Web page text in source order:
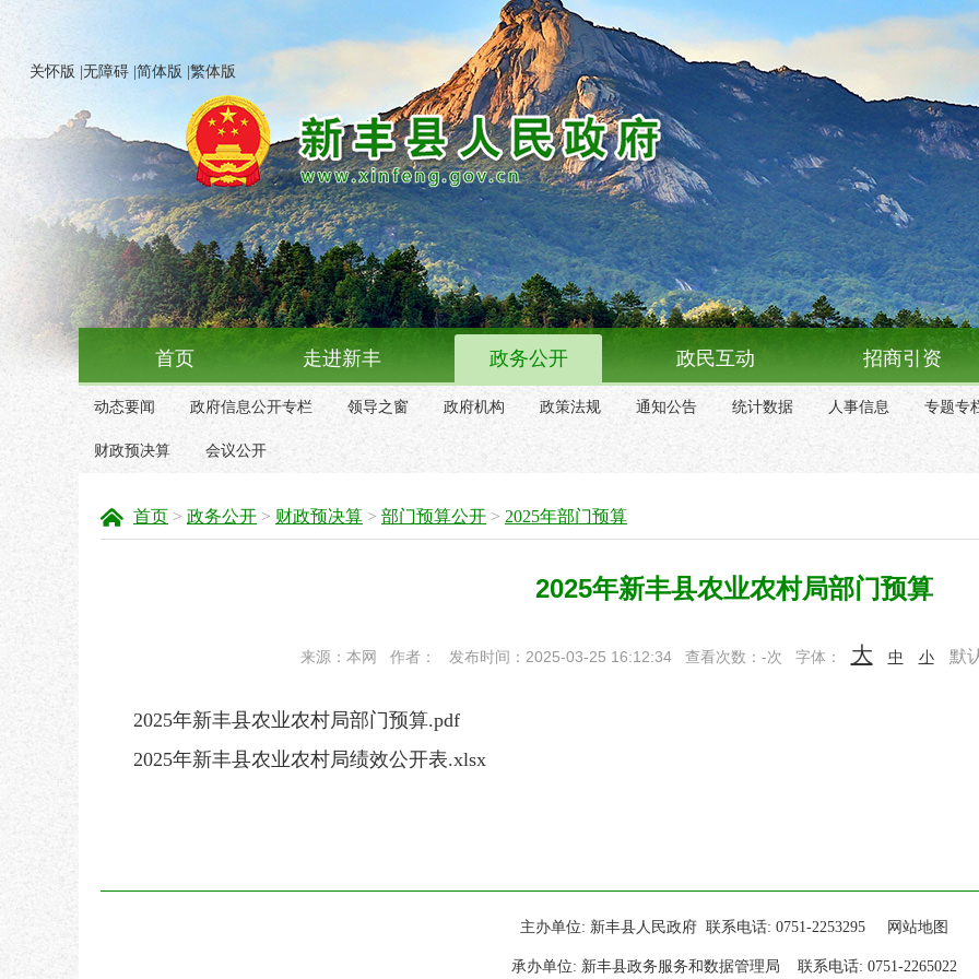
关怀版 无障碍 简体版 繁体版
首页 走进新丰 政务公开 政民互动 招商引资
动态要闻 政府信息公开专栏 领导之窗 政府机构 政策法规 通知公告 统计数据 人事信息 专题专
财政预决算 会议公开
首页 > 政务公开 > 财政预决算 > 部门预算公开 > 2025年部门预算
2025年新丰县农业农村局部门预算
来源：本网 作者： 发布时间：2025-03-25 16:12:34 查看次数： -次 字体： 大 中 小 默
2025年新丰县农业农村局部门预算.pdf
2025年新丰县农业农村局绩效公开表.xlsx
主办单位: 新丰县人民政府 联系电话: 0751-2253295 网站地图
承办单位: 新丰县政务服务和数据管理局 联系电话: 0751-2265022